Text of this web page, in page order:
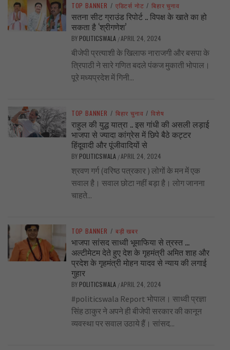
TOP BANNER / एडिटर्स नोट / बिहार चुनाव
सतना सीट ग्राउंड रिपोर्ट .. विपक्ष के खाते का हो
सकता है ‘श्रीगणेश’
BY POLITICSWALA /APRIL 24, 2024
बीजेपी प्रत्याशी के खिलाफ नाराजगी और बसपा के
त्रिपाठी ने सारे गणित बदले पंकज मुकाती भोपाल।
पूरे मध्यप्रदेश में गिनी...
TOP BANNER / बिहार चुनाव / विशेष
राहुल की युद्ध यात्रा .. इस गांधी की असली लड़ाई
भाजपा से ज्यादा कांग्रेस में छिपे बैठे कट्टर
हिंदूवादी और पूंजीवादियों से
BY POLITICSWALA /APRIL 24, 2024
श्रवण गर्ग (वरिष्ठ पत्रकार ) लोगों के मन में एक
सवाल है। सवाल छोटा नहीं बड़ा है। लोग जानना
चाहते...
TOP BANNER / बड़ी खबर
भाजपा सांसद साध्वी भूमाफिया से त्रस्त …
अल्टीमेटम देते हुए देश के गृहमंत्री अमित शाह और
प्रदेश के गृहमंत्री मोहन यादव से न्याय की लगाई
गुहार
BY POLITICSWALA /APRIL 24, 2024
#politicswala Report भोपाल। साध्वी प्रज्ञा
सिंह ठाकुर ने अपने ही बीजेपी सरकार की कानून
व्यवस्था पर सवाल उठाये हैं। सांसद...